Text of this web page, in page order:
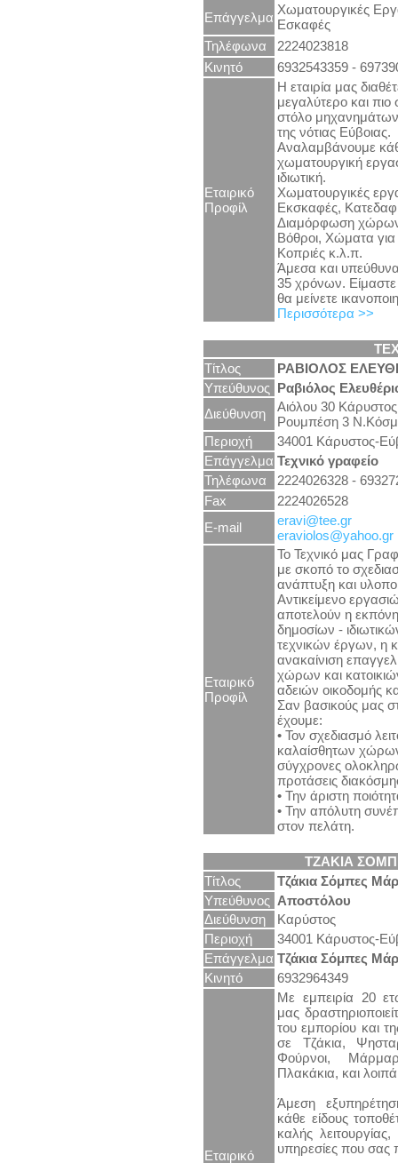
Επάγγελμα
Χωματουργικές
Εσκαφές
Τηλέφωνα
2224023818
Κινητό
6932543359 -
Εταιρικό
Προφίλ
Η εταιρία μας
μεγαλύτερο και
στόλο
της νότιας Εύβοιας.
Αναλαμβάνουμε
χωματουργική
ιδιωτική.
Χωματουργικές
Εκσκαφές,
Διαμόρφωση
Βόθροι, Χώματα
Κοπριές κ.λ.π.
Άμεσα και
35 χρόνων. Είμαστε
θα μείνετε
Περισσότερα >>
Τίτλος
ΡΑΒΙΟΛΟΣ
Υπεύθυνος Ραβιόλος
Διεύθυνση
Αιόλου 30 Κάρυστος
Ρουμπέση 3
Περιοχή
34001 Κάρυστος-
Επάγγελμα Τεχνικό γραφείο
Τηλέφωνα
2224026328 -
Fax
2224026528
E-mail
eravi@tee.gr
eraviolos@yahoo.gr
Εταιρικό
Προφίλ
Το Τεχνικό μας
με σκοπό το
ανάπτυξη και
Αντικείμενο
αποτελούν η
δημοσίων -
τεχνικών έργων, η
ανακαίνιση
χώρων και
αδειών οικοδομής
Σαν βασικούς μας
έχουμε:
• Τον σχεδιασμό
καλαίσθητων
σύγχρονες
προτάσεις
• Την άριστη
• Την απόλυτη
στον πελάτη.
ΤΖΑΚΙΑ
Τίτλος
Τζάκια Σόμπες
Υπεύθυνος Αποστόλου
Διεύθυνση
Καρύστος
Περιοχή
34001 Κάρυστος-
Επάγγελμα Τζάκια Σόμπες
Κινητό
6932964349
Εταιρικό
Με εμπειρία 20
μας
του εμπορίου και
σε Τζάκια,
Φούρνοι,
Πλακάκια, και
Άμεση
κάθε είδους
καλής
υπηρεσίες που